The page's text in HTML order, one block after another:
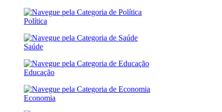
Política
Saúde
Educação
Economia